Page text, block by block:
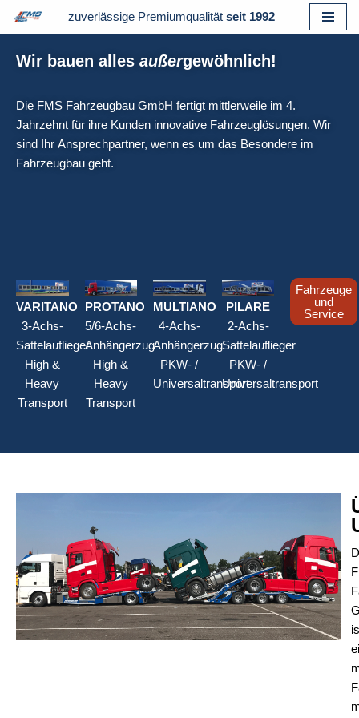
Inhalt
zuverlässige Premiumqualität seit 1992
Wir bauen alles außergewöhnlich!
Die FMS Fahrzeugbau GmbH fertigt mittlerweile im 4.
Jahrzehnt für ihre Kunden innovative Fahrzeuglösungen. Wir
sind Ihr Ansprechpartner, wenn es um das Besondere im
Fahrzeugbau geht.
VARITANO
3-Achs-
Sattelauflieger
High &
Heavy
Transport
PROTANO
5/6-Achs-
Anhängerzug
High &
Heavy
Transport
MULTIANO
4-Achs-
Anhängerzug
PKW- /
Universaltransport
PILARE
2-Achs-
Sattelauflieger
PKW- /
Universaltransport
Fahrzeuge
und
Service